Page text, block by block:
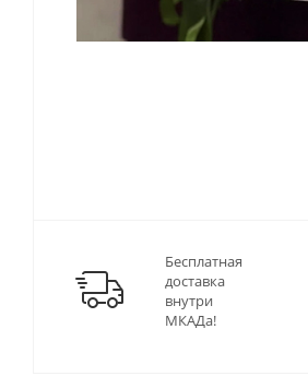
Бесплатная
доставка
внутри
МКАДа!